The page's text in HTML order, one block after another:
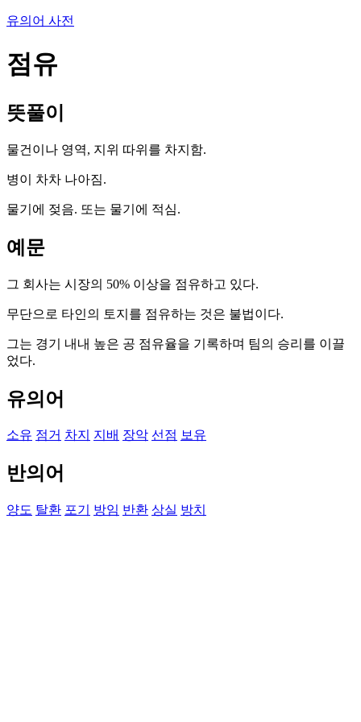
유의어 사전
점유
뜻풀이
물건이나 영역, 지위 따위를 차지함.
병이 차차 나아짐.
물기에 젖음. 또는 물기에 적심.
예문
그 회사는 시장의 50% 이상을 점유하고 있다.
무단으로 타인의 토지를 점유하는 것은 불법이다.
그는 경기 내내 높은 공 점유율을 기록하며 팀의 승리를 이끌
었다.
유의어
소유 점거 차지 지배 장악 선점 보유
반의어
양도 탈환 포기 방임 반환 상실 방치